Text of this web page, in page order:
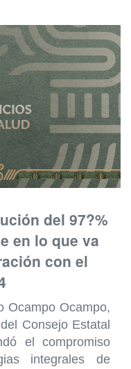
del 97?%
en lo que va
con el
Ocampo Ocampo,
Consejo Estatal
el compromiso
integrales de